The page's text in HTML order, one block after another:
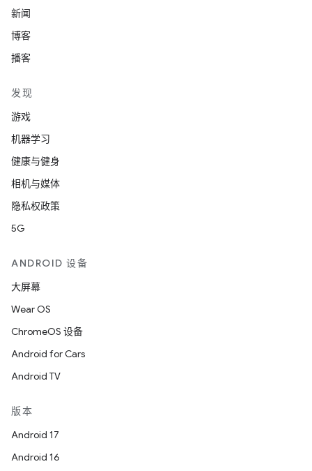
新闻
博客
播客
发现
游戏
机器学习
健康与健身
相机与媒体
隐私权政策
5G
ANDROID 设备
大屏幕
Wear OS
ChromeOS 设备
Android for Cars
Android TV
版本
Android 17
Android 16